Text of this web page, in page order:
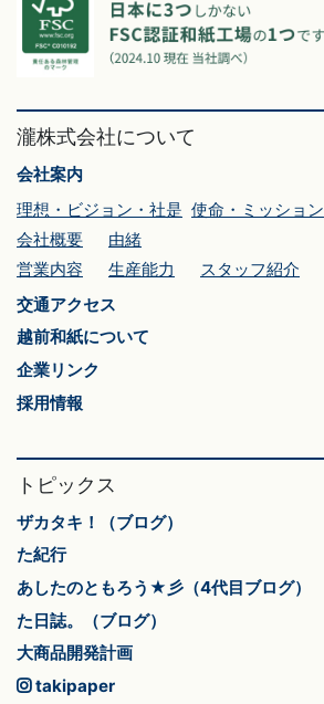
瀧株式会社について
会社案内
理想・ビジョン・社是 使命・ミッション
会社概要
由緒
営業内容
生産能力 スタッフ紹介
交通アクセス
越前和紙について
企業リンク
採用情報
トピックス
ザカタキ！（ブログ）
た紀行
あしたのともろう★彡（4代目ブログ）
た日誌。（ブログ）
大商品開発計画
takipaper